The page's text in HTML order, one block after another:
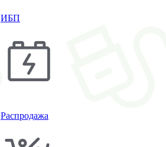
ИБП
Распродажа